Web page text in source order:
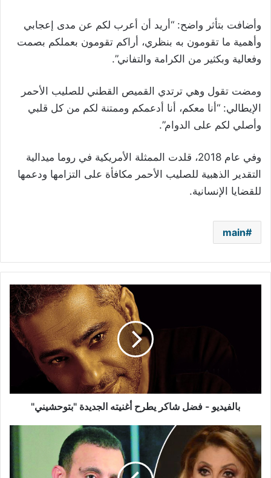
وأضافت بتأثر واضح: “أريد أن أعرب لكم عن مدى إعجابي
وأهمية ما تقومون به بنظري، أراكم تقومون بعملكم بصمت
وفعالية وبكثير من الكرامة والتفاني”.
ومضت تقول وهي ترتدي القميص القطني للصليب الأحمر
الإيطالي: “أنا معكم، أنا أدعمكم وممتنة لكم من كل قلبي
وأصلي لكم على الدوام”.
وفي عام 2018، قلدت الممثلة الأمريكية في روما ميدالية
التقدير الذهبية للصليب الأحمر مكافأة على التزامها ودعمها
للقضايا الإنسانية.
main
بالفيديو - فضل شاكر يطرح أغنيته الجديدة "بتوحشيني"
الجندي
في
موقف